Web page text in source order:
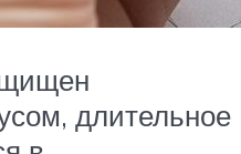
длительное